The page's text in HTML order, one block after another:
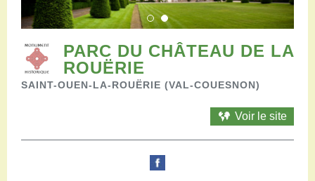
Salles de réception
Aires de pique-nique
Randonner
Randonnées pédestres
Randonnées vélo
PARC DU CHÂTEAU DE LA
ROUËRIE
SAINT-OUEN-LA-ROUËRIE (VAL-COUESNON)
Voir le site